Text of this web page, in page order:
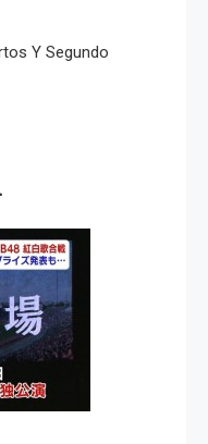
Y Segundo